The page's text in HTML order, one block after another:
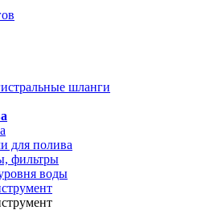
шланги
для полива
фильтры
воды